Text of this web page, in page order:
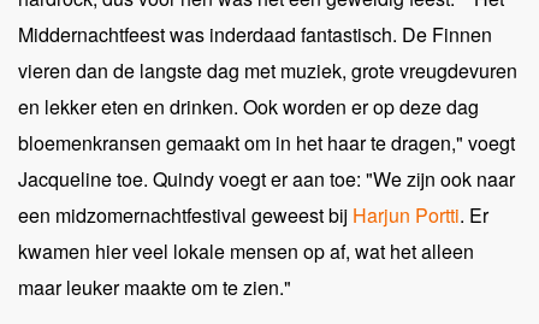
Middernachtfeest was inderdaad fantastisch. De Finnen
vieren dan de langste dag met muziek, grote vreugdevuren
en lekker eten en drinken. Ook worden er op deze dag
bloemenkransen gemaakt om in het haar te dragen," voegt
Jacqueline toe. Quindy voegt er aan toe: "We zijn ook naar
een midzomernachtfestival geweest bij Harjun Portti. Er
kwamen hier veel lokale mensen op af, wat het alleen
maar leuker maakte om te zien."